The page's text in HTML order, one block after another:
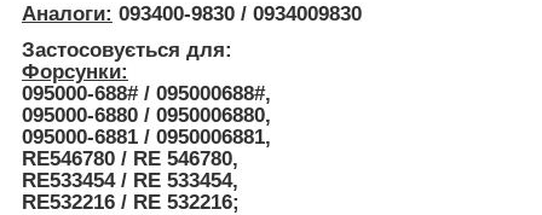
Аналоги: 093400-9830 / 0934009830
Застосовується для:
Форсунки:
095000-688# / 095000688#,
095000-6880 / 0950006880,
095000-6881 / 0950006881,
RE546780 / RE 546780,
RE533454 / RE 533454,
RE532216 / RE 532216;